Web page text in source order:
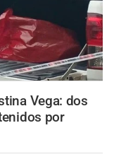
Vega: dos
por